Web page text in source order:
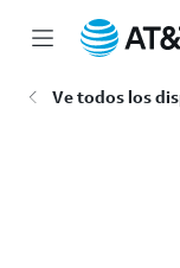
Ve todos los